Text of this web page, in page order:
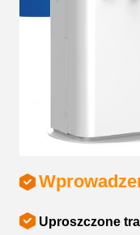
Uproszczone